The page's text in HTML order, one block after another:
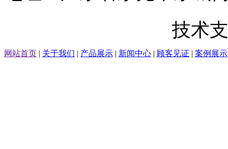
技术
网站首页 | 关于我们 | 产品展示 | 新闻中心 | 顾客见证 | 案例展示